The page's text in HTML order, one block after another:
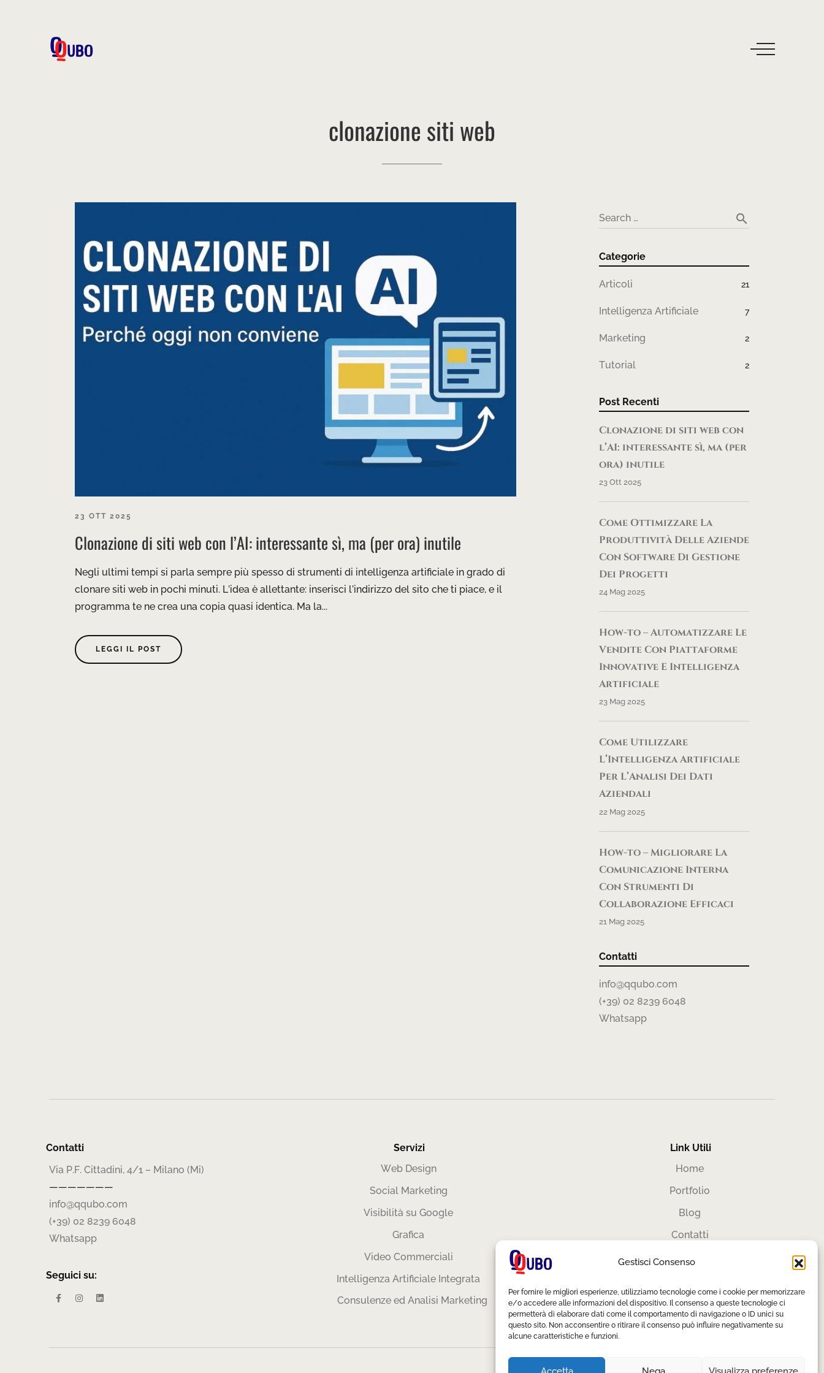
Gestisci Consenso
Per fornire le migliori esperienze, utilizziamo tecnologie come i cookie per memorizzare
e/o accedere alle informazioni del dispositivo. Il consenso a queste tecnologie ci
permetterà di elaborare dati come il comportamento di navigazione o ID unici su
questo sito. Non acconsentire o ritirare il consenso può influire negativamente su
alcune caratteristiche e funzioni.
clonazione siti web
23 OTT 2025
Clonazione di siti web con l’AI: interessante sì, ma (per ora) inutile
Negli ultimi tempi si parla sempre più spesso di strumenti di intelligenza artificiale in grado di
clonare siti web in pochi minuti. L’idea è allettante: inserisci l’indirizzo del sito che ti piace, e il
programma te ne crea una copia quasi identica. Ma la...
LEGGI IL POST
Search … search
Categorie
Articoli 21
Intelligenza Artificiale 7
Marketing 2
Tutorial 2
Post Recenti
Clonazione di siti web con
l’AI: interessante sì, ma (per
ora) inutile
23 Ott 2025
Come Ottimizzare La
Produttività Delle Aziende
Con Software Di Gestione
Dei Progetti
24 Mag 2025
How-to – Automatizzare Le
Vendite Con Piattaforme
Innovative E Intelligenza
Artificiale
23 Mag 2025
Come Utilizzare
L’Intelligenza Artificiale
Per L’Analisi Dei Dati
Aziendali
22 Mag 2025
How-to – Migliorare La
Comunicazione Interna
Con Strumenti Di
Collaborazione Efficaci
21 Mag 2025
Contatti
info@qqubo.com
(+39) 02 8239 6048
Whatsapp
Contatti
Via P.F. Cittadini, 4/1 – Milano (Mi)
———————
info@qqubo.com
(+39) 02 8239 6048
Whatsapp
Seguici su:
Servizi
Web Design
Social Marketing
Visibilità su Google
Grafica
Video Commerciali
Intelligenza Artificiale Integrata
Consulenze ed Analisi Marketing
Link Utili
Home
Portfolio
Blog
Contatti
Cookie Policy